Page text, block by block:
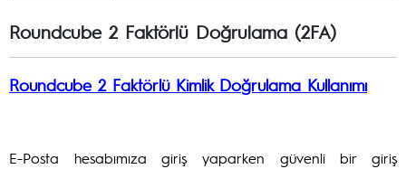
Roundcube 2 Faktörlü Doğrulama (2FA)
Roundcube 2 Faktörlü Kimlik Doğrulama Kullanımı
E-Posta hesabımıza giriş yaparken güvenli bir giriş